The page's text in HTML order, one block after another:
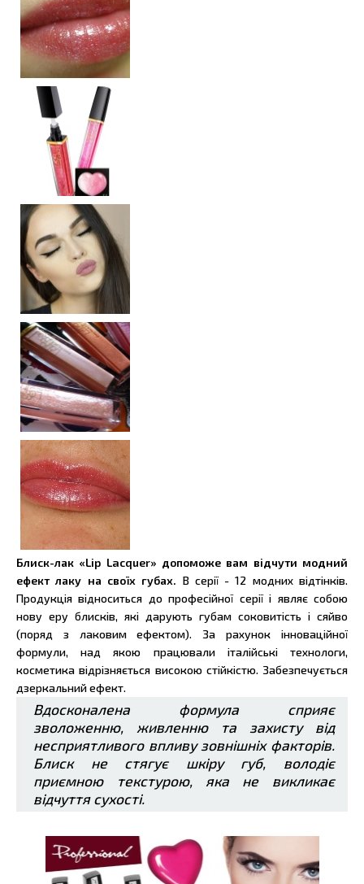
Блиск-лак «Lip Lacquer» допоможе вам відчути модний
ефект лаку на своїх губах. В серії - 12 модних відтінків.
Продукція відноситься до професійної серії і являє собою
нову еру блисків, які дарують губам соковитість і сяйво
(поряд з лаковим ефектом). За рахунок інноваційної
формули, над якою працювали італійські технологи,
косметика відрізняється високою стійкістю. Забезпечується
дзеркальний ефект.
Вдосконалена формула сприяє
зволоженню, живленню та захисту від
несприятливого впливу зовнішніх факторів.
Блиск не стягує шкіру губ, володіє
приємною текстурою, яка не викликає
відчуття сухості.